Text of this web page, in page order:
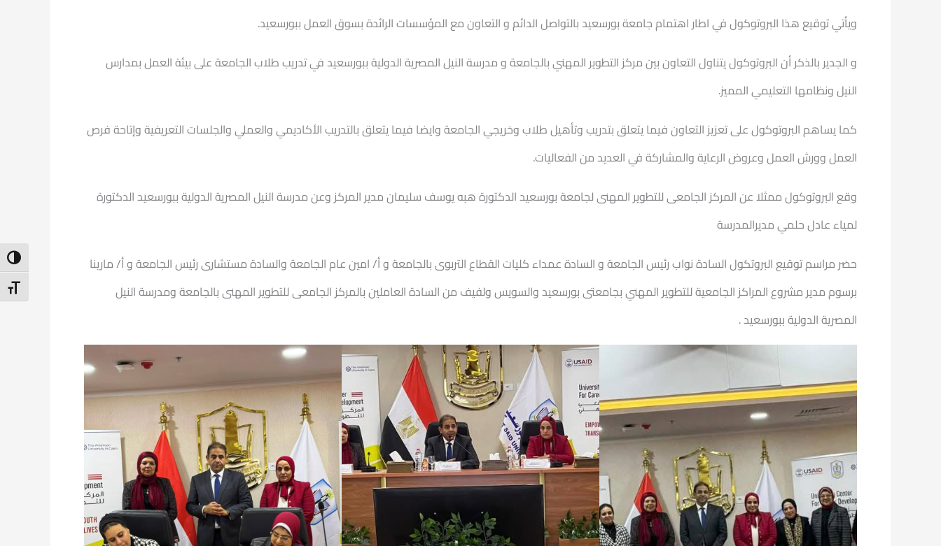
ويأتي توقيع هذا البروتوكول في اطار اهتمام جامعة بورسعيد بالتواصل الدائم و التعاون مع المؤسسات الرائدة بسوق العمل ببورسعيد.
و الجدير بالذكر أن البروتوكول يتناول التعاون بين مركز التطوير المهني بالجامعة و مدرسة النيل المصرية الدولية ببورسعيد في تدريب طلاب الجامعة على بيئة العمل بمدارس
النيل ونظامها التعليمي المميز.
كما يساهم البروتوكول على تعزيز التعاون فيما يتعلق بتدريب وتأهيل طلاب وخريجي الجامعة وايضا فيما يتعلق بالتدريب الأكاديمي والعملي والجلسات التعريفية وإتاحة فرص
العمل وورش العمل وعروض الرعاية والمشاركة في العديد من الفعاليات.
وقع البروتوكول ممثلا عن المركز الجامعى للتطوير المهنى لجامعة بورسعيد الدكتورة هبه يوسف سليمان مدير المركز وعن مدرسة النيل المصرية الدولية ببورسعيد الدكتورة
لمياء عادل حلمي مديرالمدرسة
حضر مراسم توقيع البروتكول السادة نواب رئيس الجامعة و السادة عمداء كليات القطاع التربوى بالجامعة و أ/ امين عام الجامعة والسادة مستشارى رئيس الجامعة و أ/ مارينا
برسوم مدير مشروع المراكز الجامعية للتطوير المهني بجامعتى بورسعيد والسويس ولفيف من السادة العاملين بالمركز الجامعى للتطوير المهنى بالجامعة ومدرسة النيل
المصرية الدولية ببورسعيد .